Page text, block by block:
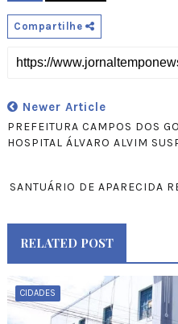
Compartilhe
Newer Article
PREFEITURA CAMPOS DOS
HOSPITAL ÁLVARO ALVIM
SANTUÁRIO DE APARECIDA
RELATED POST
CIDADES